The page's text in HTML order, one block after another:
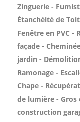
Zinguerie -
Étanchéité de
Fenêtre en PVC -
façade -
jardin -
Ramonage -
Chape -
de lumière - Gros
construction